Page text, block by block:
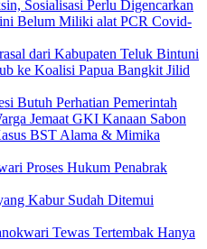
Sosialisasi Perlu Digencarkan
Belum Miliki alat PCR Covid-
dari Kabupaten Teluk Bintuni
ke Koalisi Papua Bangkit Jilid
Butuh Perhatian Pemerintah
Jemaat GKI Kanaan Sabon
BST Alama & Mimika
Proses Hukum Penabrak
Kabur Sudah Ditemui
Tewas Tertembak Hanya